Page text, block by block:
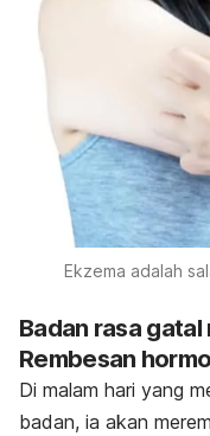
Ekzema adalah
Badan rasa gatal
Rembesan
Di malam hari yang
badan, ia akan